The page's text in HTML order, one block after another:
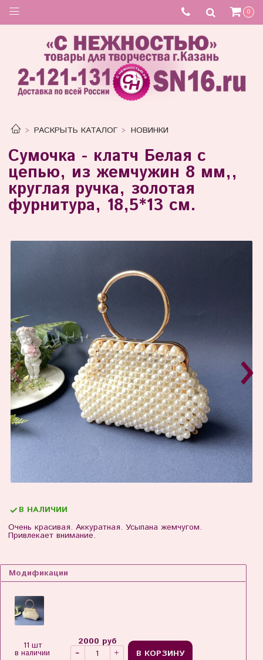
0
РАСКРЫТЬ КАТАЛОГ НОВИНКИ
Сумочка - клатч Белая с
цепью, из жемчужин 8 мм,,
круглая ручка, золотая
фурнитура, 18,5*13 см.
Очень красивая. Аккуратная. Усыпана жемчугом.
Привлекает внимание.
В НАЛИЧИИ
Модификации
11 шт
в наличии
2000 руб
В КОРЗИНУ